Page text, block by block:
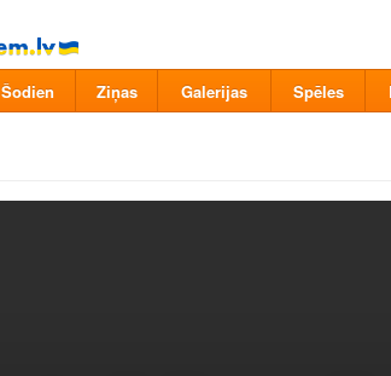
Šodien Ziņas Galerijas Spēles